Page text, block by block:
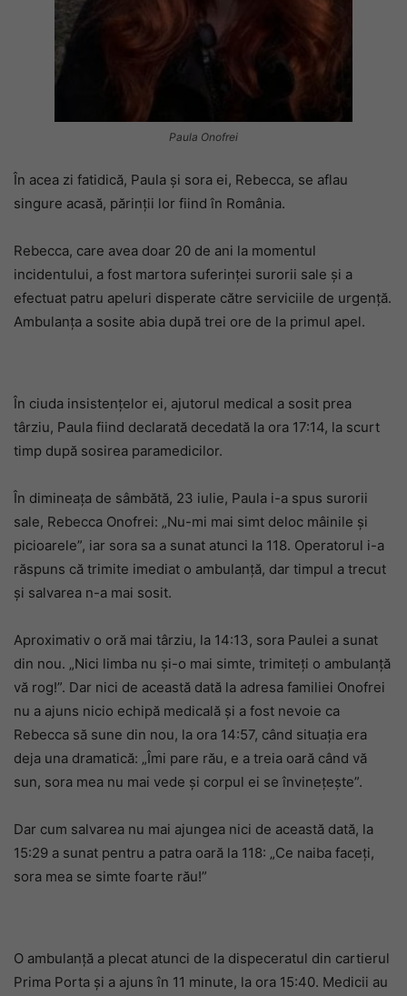
Paula Onofrei
În acea zi fatidică, Paula și sora ei, Rebecca, se aflau
singure acasă, părinții lor fiind în România.
Rebecca, care avea doar 20 de ani la momentul
incidentului, a fost martora suferinței surorii sale și a
efectuat patru apeluri disperate către serviciile de urgență.
Ambulanța a sosite abia după trei ore de la primul apel.
În ciuda insistențelor ei, ajutorul medical a sosit prea
târziu, Paula fiind declarată decedată la ora 17:14, la scurt
timp după sosirea paramedicilor.
În dimineața de sâmbătă, 23 iulie, Paula i-a spus surorii
sale, Rebecca Onofrei: „Nu-mi mai simt deloc mâinile și
picioarele”, iar sora sa a sunat atunci la 118. Operatorul i-a
răspuns că trimite imediat o ambulanță, dar timpul a trecut
și salvarea n-a mai sosit.
Aproximativ o oră mai târziu, la 14:13, sora Paulei a sunat
din nou. „Nici limba nu și-o mai simte, trimiteți o ambulanță
vă rog!”. Dar nici de această dată la adresa familiei Onofrei
nu a ajuns nicio echipă medicală și a fost nevoie ca
Rebecca să sune din nou, la ora 14:57, când situația era
deja una dramatică: „Îmi pare rău, e a treia oară când vă
sun, sora mea nu mai vede și corpul ei se învinețește”.
Dar cum salvarea nu mai ajungea nici de această dată, la
15:29 a sunat pentru a patra oară la 118: „Ce naiba faceți,
sora mea se simte foarte rău!”
O ambulanță a plecat atunci de la dispeceratul din cartierul
Prima Porta și a ajuns în 11 minute, la ora 15:40. Medicii au